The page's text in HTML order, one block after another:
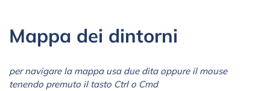
Mappa dei dintorni
per navigare la mappa usa due dita oppure il mouse
tenendo premuto il tasto Ctrl o Cmd